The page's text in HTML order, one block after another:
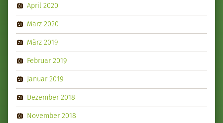
April 2020
März 2020
März 2019
Februar 2019
Januar 2019
Dezember 2018
November 2018